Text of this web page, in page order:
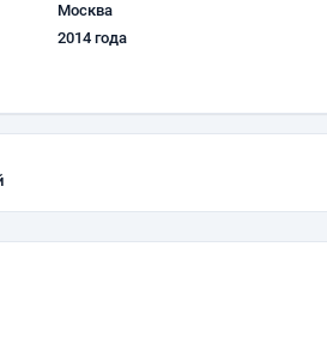
Москва
2014 года